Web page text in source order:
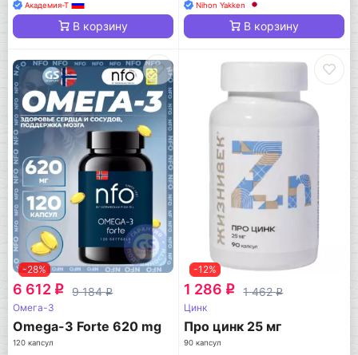
Академия-Т
В корзину
Nihon Yakken
В корзину
-28%
6 612 q 9 184q
Омега-3
Omega-3 Forte 620 mg
120 капсул
-12%
1 286 q 1 462q
Цинк
Про цинк 25 мг
90 капсул